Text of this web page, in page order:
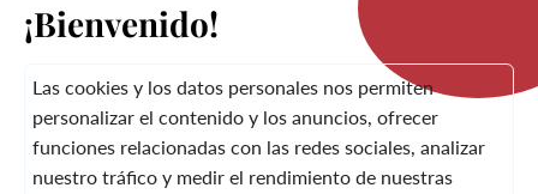
LA MARCA
ATENCIÓN AL CLIENTE
¡Bienvenido!
Las cookies y los datos personales nos permiten
personalizar el contenido y los anuncios, ofrecer
funciones relacionadas con las redes sociales, analizar
nuestro tráfico y medir el rendimiento de nuestras